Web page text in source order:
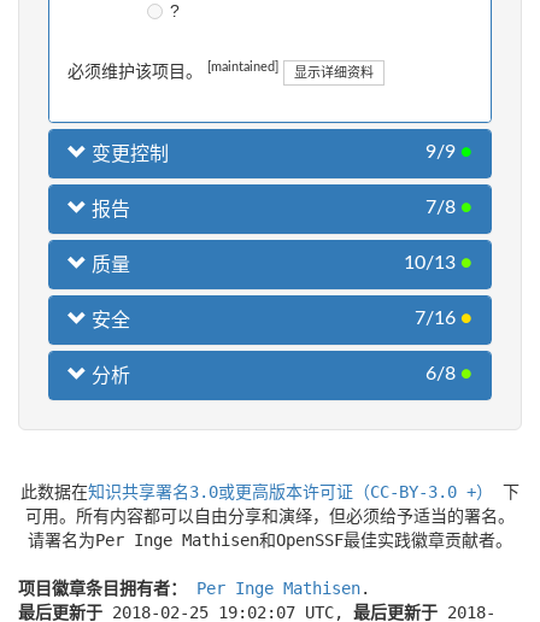
?
必须维护该项目。 [maintained] 显示详细资料
变更控制 9/9 ●
报告 7/8 ●
质量 10/13 ●
安全 7/16 ●
分析 6/8 ●
此数据在知识共享署名3.0或更高版本许可证（CC-BY-3.0 +）
下
可用。所有内容都可以自由分享和演绎，但必须给予适当的署名。
请署名为Per Inge Mathisen和OpenSSF最佳实践徽章贡献者。
项目徽章条目拥有者： Per Inge Mathisen.
最后更新于 2018-02-25 19:02:07 UTC, 最后更新于 2018-